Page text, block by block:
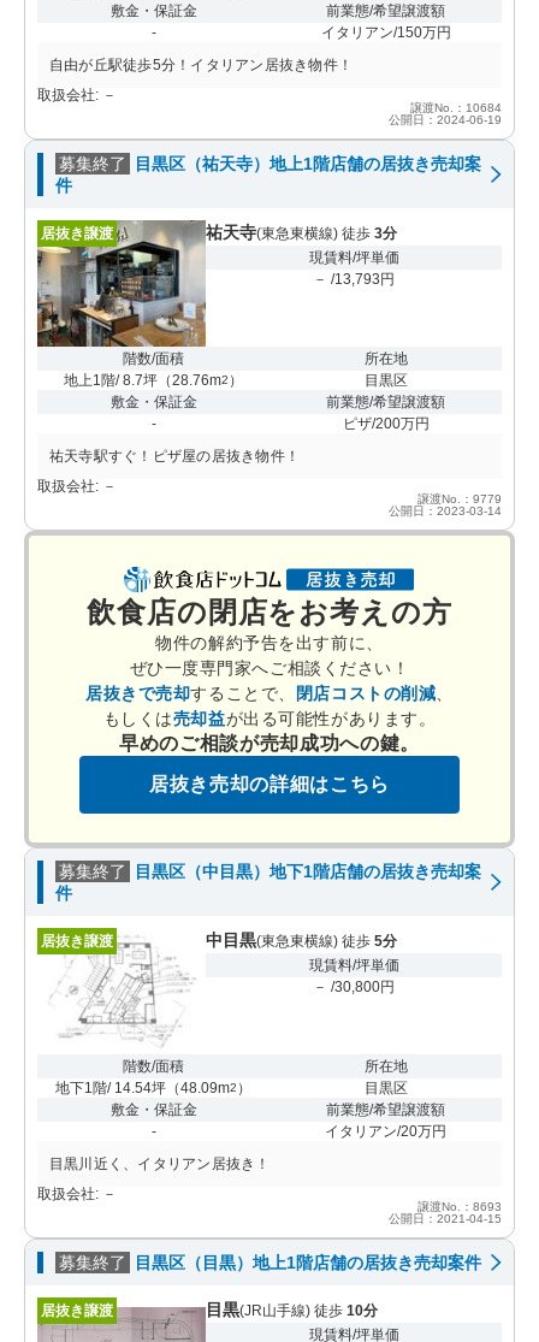
敷金・保証金
-
前業態/希望譲渡額
イタリアン/150万円
自由が丘駅徒歩5分！イタリアン居抜き物件！
取扱会社: －
譲渡No.：10684
公開日：2024-06-19
募集終了
目黒区（祐天寺）地上1階店舗の居抜き売却案
件
居抜き譲渡 祐天寺(東急東横線) 徒歩 3分
現賃料/坪単価
－ /13,793円
階数/面積
地上1階/ 8.7坪 （28.76m2 ）
所在地
目黒区
敷金・保証金
-
前業態/希望譲渡額
ピザ/200万円
祐天寺駅すぐ！ピザ屋の居抜き物件！
取扱会社: －
譲渡No.：9779
公開日：2023-03-14
飲食店の閉店をお考えの方
物件の解約予告を出す前に、
ぜひ一度専門家へご相談ください！
居抜きで売却することで、 閉店コストの削減
もしくは売却益が出る可能性があります。
早めのご相談が売却成功への鍵。
居抜き売却の詳細はこちら
募集終了
目黒区（中目黒）地下1階店舗の居抜き売却案
件
居抜き譲渡 中目黒(東急東横線) 徒歩 5分
現賃料/坪単価
－ /30,800円
階数/面積
地下1階/ 14.54坪 （48.09m2 ）
所在地
目黒区
敷金・保証金
-
前業態/希望譲渡額
イタリアン/20万円
目黒川近く、イタリアン居抜き！
取扱会社: －
譲渡No.：8693
公開日：2021-04-15
募集終了 目黒区（目黒）地上1階店舗の居抜き売却案件
居抜き譲渡 目黒(JR山手線) 徒歩 10分
現賃料/坪単価